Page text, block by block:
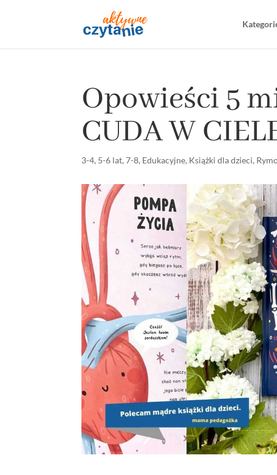
Opowieści 5
CUDA W
3-4, 5-6 lat,7-8, Edukacyjne, Książki dla dzieci,